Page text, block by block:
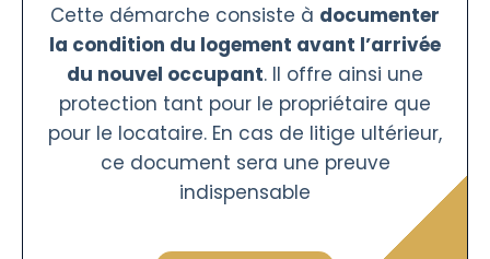
Cette démarche consiste à documenter
la condition du logement avant l’arrivée
du nouvel occupant. Il offre ainsi une
protection tant pour le propriétaire que
pour le locataire. En cas de litige ultérieur,
ce document sera une preuve
indispensable